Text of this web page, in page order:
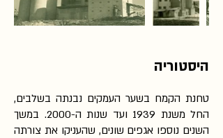
היסטוריה
טחנת הקמח בשער העמקים נבנתה בשלבים,
החל משנת 1939 ועד שנות ה-2000. במשך
השנים נוספו אגפים שונים, שהעניקו את צורתה